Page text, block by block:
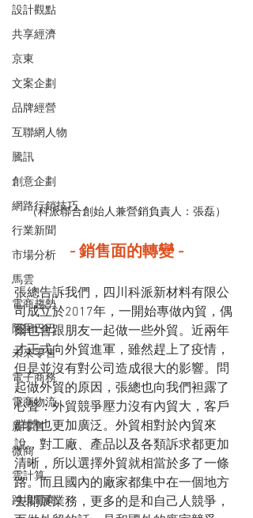
設計觀點
共享經濟
京東
文案企劃
品牌經營
互聯網人物
騰訊
創意企劃
網路行銷技巧
行業新聞
市場分析
馬雲
電商趨勢
阿里巴巴
未來零售
電子商務
電商物流
新零售
微商
雲計算
跨境電商
（科派聯合創始人兼營銷負責人：張磊）
- 銷售面的轉變 -
張總告訴我們，四川科派新材料有限公
司成立於2017年，一開始專做內貿，偶
爾也會跟朋友一起做一些外貿。近兩年
才正式向外貿進軍，雖然趕上了疫情，
但是並沒有對公司造成很大的影響。問
起做外貿的原因，張總也向我們袒露了
心聲：外貿競爭壓力沒有內貿大，客戶
群體也更加廣泛。外貿相對於內貿來
說，對工廠、產品以及各類訴求都更加
清晰，所以選擇外貿就相當於多了一條
路。而且國內的廠家都集中在一個地方
去開展業務，更多的是和自己人競爭，